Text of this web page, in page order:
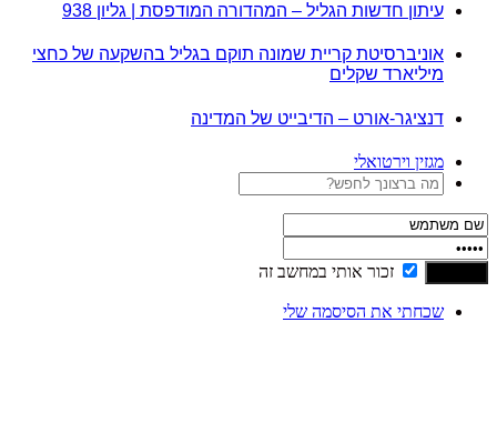
עיתון חדשות הגליל – המהדורה המודפסת | גליון 938
אוניברסיטת קריית שמונה תוקם בגליל בהשקעה של כחצי
מיליארד שקלים
דנציגר-אורט – הדיבייט של המדינה
מגזין וירטואלי
זכור אותי במחשב זה
שכחתי את הסיסמה שלי